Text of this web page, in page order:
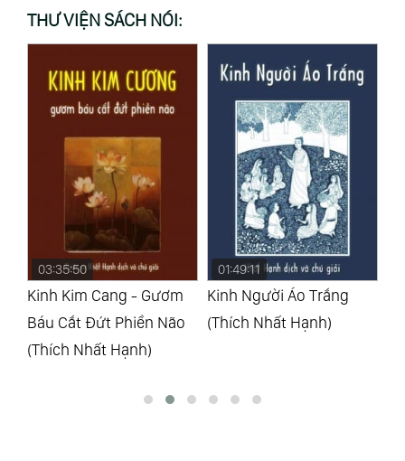
THƯ VIỆN SÁCH NÓI:
01:49:11
Kinh Người Áo Trắng
(Thích Nhất Hạnh)
04:15:20
Nẻo Vào Thiền Học